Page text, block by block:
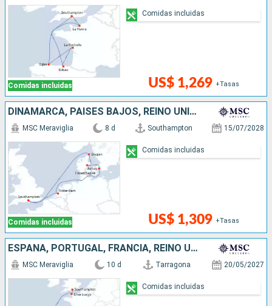
Comidas incluidas US$ 1,269 +Tasas
Comidas incluidas
DINAMARCA, PAISES BAJOS, REINO UNIDO
Comidas incluidas
MSC Meraviglia 8 d Southampton 15/07/2028
US$ 1,309 +Tasas
Comidas incluidas
ESPAÑA, PORTUGAL, FRANCIA, REINO UNIDO
MSC Meraviglia 10 d Tarragona 20/05/2027
Comidas incluidas